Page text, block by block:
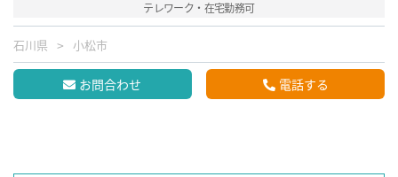
テレワーク・在宅勤務可
石川県 小松市
お問合わせ 電話する